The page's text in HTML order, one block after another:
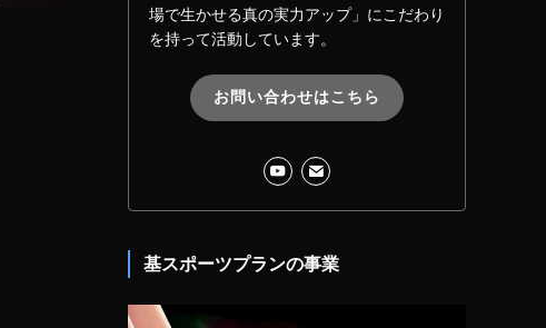
場で生かせる真の実力アップ」にこだわり
を持って活動しています。
お問い合わせはこちら
基スポーツプランの事業